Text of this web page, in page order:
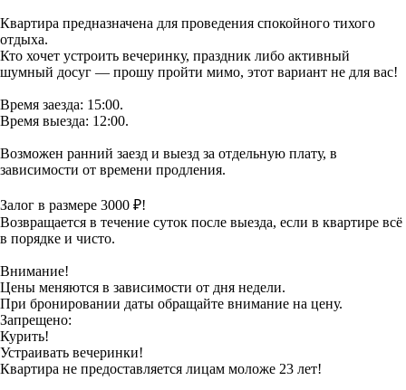
Квартира предназначена для проведения спокойного тихого
отдыха.
Кто хочет устроить вечеринку, праздник либо активный
шумный досуг — прошу пройти мимо, этот вариант не для вас!
Время заезда: 15:00.
Время выезда: 12:00.
Возможен ранний заезд и выезд за отдельную плату, в
зависимости от времени продления.
Залог в размере 3000 ₽!
Возвращается в течение суток после выезда, если в квартире всё
в порядке и чисто.
Внимание!
Цены меняются в зависимости от дня недели.
При бронировании даты обращайте внимание на цену.
Запрещено:
Курить!
Устраивать вечеринки!
Квартира не предоставляется лицам моложе 23 лет!